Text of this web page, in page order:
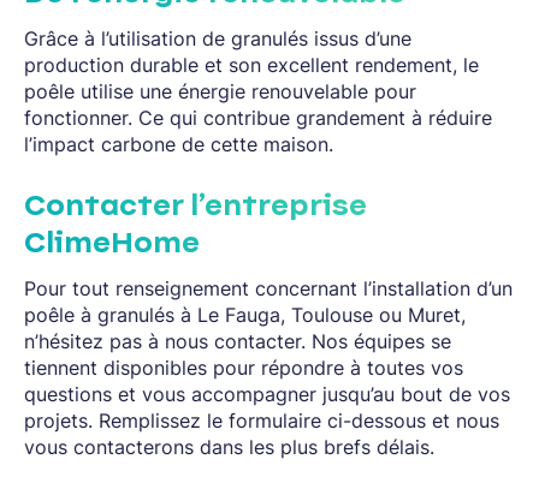
Grâce à l’utilisation de granulés issus d’une
production durable et son excellent rendement, le
poêle utilise une énergie renouvelable pour
fonctionner. Ce qui contribue grandement à réduire
l’impact carbone de cette maison.
Contacter l’entreprise
ClimeHome
Pour tout renseignement concernant l’installation d’un
poêle à granulés à Le Fauga, Toulouse ou Muret,
n’hésitez pas à nous contacter. Nos équipes se
tiennent disponibles pour répondre à toutes vos
questions et vous accompagner jusqu’au bout de vos
projets. Remplissez le formulaire ci-dessous et nous
vous contacterons dans les plus brefs délais.